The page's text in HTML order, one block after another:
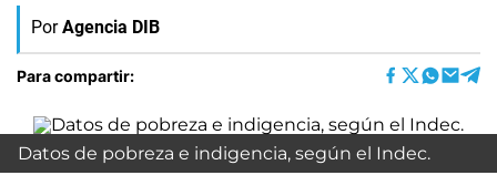
Por Agencia DIB
Para compartir:
Datos de pobreza e indigencia, según el Indec.